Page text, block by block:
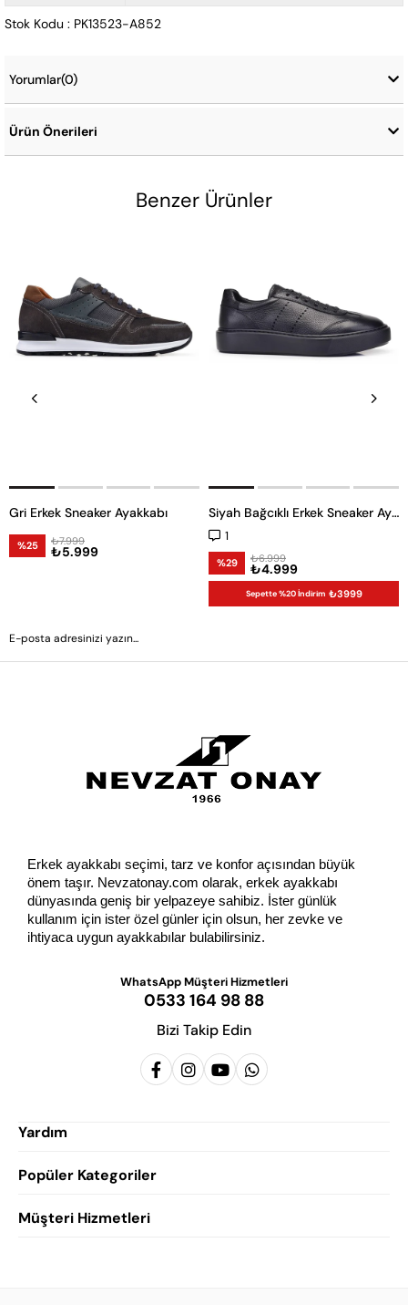
Stok Kodu : PK13523-A852
Yorumlar(0)
Ürün Önerileri
Benzer Ürünler
Gri Erkek Sneaker Ayakkabı
%25 ₺5.999
₺7.999
Siyah Bağcıklı Erkek Sneaker Ayakkabı
1
%29 ₺4.999
₺6.999
Sepette %20 İndirim ₺3999
Erkek ayakkabı seçimi, tarz ve konfor açısından büyük
önem taşır. Nevzatonay.com olarak, erkek ayakkabı
dünyasında geniş bir yelpazeye sahibiz. İster günlük
kullanım için ister özel günler için olsun, her zevke ve
ihtiyaca uygun ayakkabılar bulabilirsiniz.
WhatsApp Müşteri Hizmetleri
0533 164 98 88
Bizi Takip Edin
Yardım
Popüler Kategoriler
Erkek Klasik Ayakkabı
Müşteri Hizmetleri